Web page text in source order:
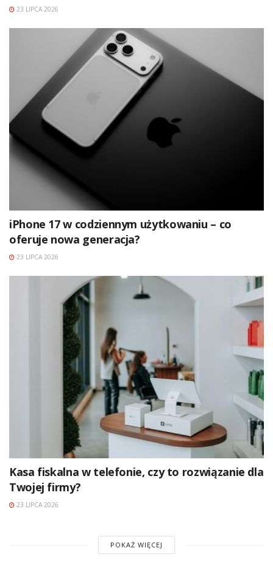
23 LIPCA 2026
iPhone 17 w codziennym użytkowaniu – co
oferuje nowa generacja?
23 LIPCA 2026
Kasa fiskalna w telefonie, czy to rozwiązanie dla
Twojej firmy?
23 LIPCA 2026
POKAŻ WIĘCEJ